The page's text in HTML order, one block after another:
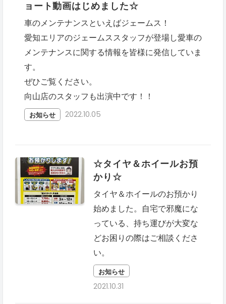
ョート動画はじめました☆
車のメンテナンスといえばジェームス！
愛知エリアのジェームススタッフが登場し愛車の
メンテナンスに関する情報を皆様に発信していま
す。
ぜひご覧ください。
向山店のスタッフも出演中です！！
お知らせ 2022.10.05
☆タイヤ＆ホイールお預
かり☆
タイヤ＆ホイールのお預かり
始めました。自宅で邪魔にな
っている、持ち運びが大変な
どお困りの際はご相談くださ
い。
お知らせ
2021.10.31